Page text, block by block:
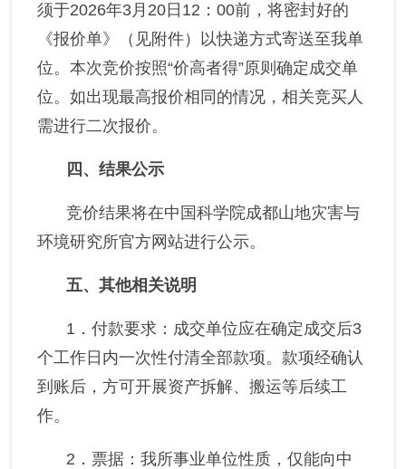
须于2026年3月 20 日 12：00前，将密封好的
《报价单》（见附件）以快递方式寄送至我单
位。本次竞价按照“价高者得”原则确定成交单
位。如出现最高报价相同的情况，相关竞买人
需进行二次报价。
四、结果公示
竞价结果将在中国科学院成都山地灾害与
环境研究所官方网站进行公示。
五、其他相关说明
1．付款要求： 成交单位应在确定成交后3
个工作日内一次性付清全部款项。款项经确认
到账后，方可开展资产拆解、搬运等后续工
作。
2． 票据：我所事业单位性质，仅能向中